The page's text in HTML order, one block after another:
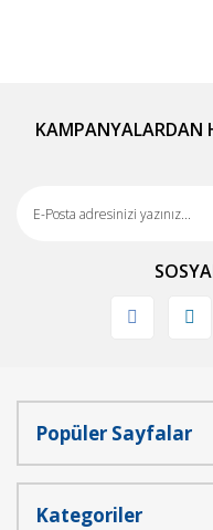
KAMPANYALARDAN
Popüler Sayfalar
Kategoriler